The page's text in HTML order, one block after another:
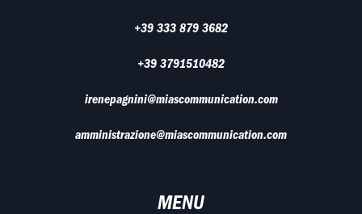
+39 333 879 3682
+39 3791510482
irenepagnini@miascommunication.com
amministrazione@miascommunication.com
MENU